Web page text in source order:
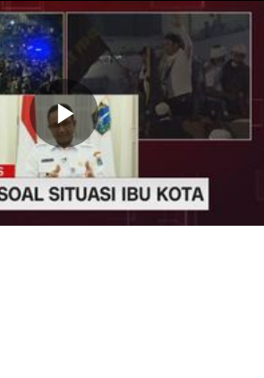
Memutarkan
Video